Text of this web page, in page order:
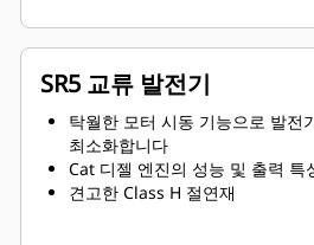
SR5 교류 발전기
탁월한 모터 시동 기능으로 발전
최소화합니다
Cat 디젤 엔진의 성능 및 출력 특
견고한 Class H 절연재